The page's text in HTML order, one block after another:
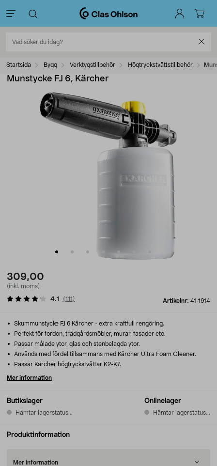
Startsida Bygg Verktygstillbehör Högtryckstvättstillbehör
Munstycke FJ 6, Kärcher
309,00
(inkl. moms)
Artikelnr: 41-1914
4.1 (111 )
Butikslager
Hämtar lagerstatus...
Onlinelager
Hämtar lagerstatus...
Skummunstycke FJ 6 Kärcher - extra kraftfull rengöring.
Perfekt för fordon, trädgårdsmöbler, murar, fasader etc.
Passar målade ytor, glas och stenbelagda ytor.
Används med fördel tillsammans med Kärcher Ultra Foam Cleaner.
Passar Kärcher högtryckstvättar K2-K7.
Mer information
Produktinformation
Mer information